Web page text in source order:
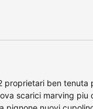
ben tenuta
scarici marving piu